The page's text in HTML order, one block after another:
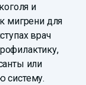
и
мигрени для
врач
или
систему.